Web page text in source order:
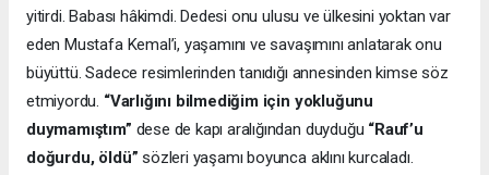
yitirdi. Babası hâkimdi. Dedesi onu ulusu ve ülkesini yoktan var
eden Mustafa Kemal’i, yaşamını ve savaşımını anlatarak onu
büyüttü. Sadece resimlerinden tanıdığı annesinden kimse söz
etmiyordu. “Varlığını bilmediğim için yokluğunu
duymamıştım” dese de kapı aralığından duyduğu “Rauf’u
doğurdu, öldü” sözleri yaşamı boyunca aklını kurcaladı.